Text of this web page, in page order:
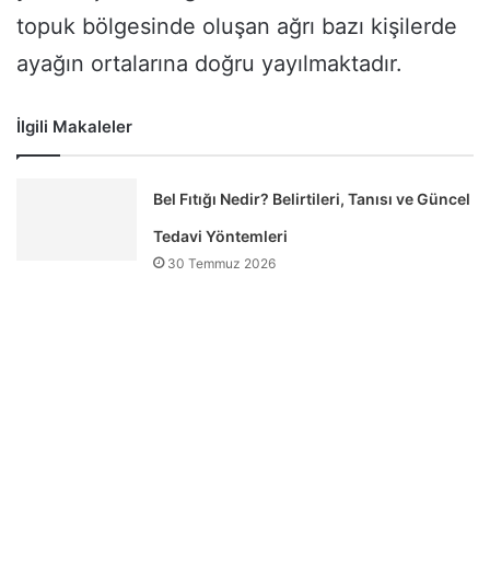
topuk bölgesinde oluşan ağrı bazı kişilerde
ayağın ortalarına doğru yayılmaktadır.
İlgili Makaleler
Bel Fıtığı Nedir? Belirtileri, Tanısı ve Güncel
Tedavi Yöntemleri
30 Temmuz 2026